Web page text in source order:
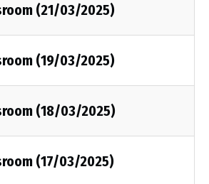
(21/03/2025)
(19/03/2025)
(18/03/2025)
(17/03/2025)